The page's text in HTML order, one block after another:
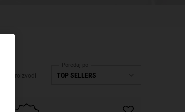
30 Proizvodi
Poredaj po